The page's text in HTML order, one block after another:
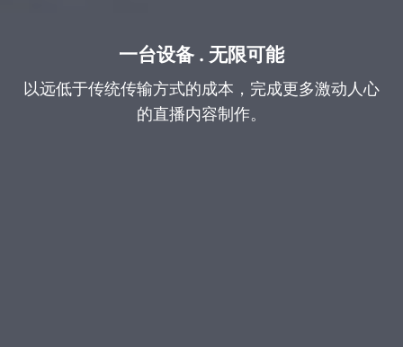
一台设备 . 无限可能
以远低于传统传输方式的成本，完成更多激动人心
的直播内容制作。